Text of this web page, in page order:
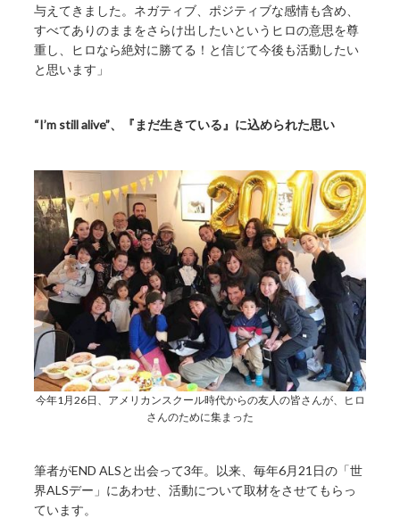
与えてきました。ネガティブ、ポジティブな感情も含め、
すべてありのままをさらけ出したいというヒロの意思を尊
重し、ヒロなら絶対に勝てる！と信じて今後も活動したい
と思います」
“I’m still alive”、『まだ生きている』に込められた思い
今年1月26日、アメリカンスクール時代からの友人の皆さんが、ヒロ
さんのために集まった
筆者がEND ALSと出会って3年。以来、毎年6月21日の「世
界ALSデー」にあわせ、活動について取材をさせてもらっ
ています。